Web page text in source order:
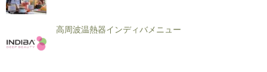
高周波温熱器インディバメニュー